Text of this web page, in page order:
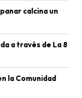
calcina un
a través de La 8
la Comunidad